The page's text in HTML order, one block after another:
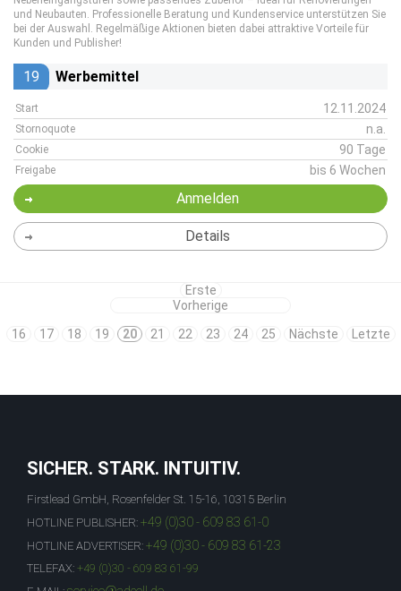
und Neubauten. Professionelle Beratung und Kundenservice unterstützen Sie
bei der Auswahl. Regelmäßige Aktionen bieten dabei attraktive Vorteile für
Kunden und Publisher!
19 Werbemittel
Start 12.11.2024
Stornoquote n.a.
Cookie 90 Tage
Freigabe bis 6 Wochen
Anmelden
Details
Erste
Vorherige
16
17 18 19 20 21 22 23 24 25 Nächste Letzte
SICHER. STARK. INTUITIV.
Firstlead GmbH, Rosenfelder St. 15-16, 10315 Berlin
HOTLINE PUBLISHER: +49 (0)30 - 609 83 61-0
HOTLINE ADVERTISER: +49 (0)30 - 609 83 61-23
TELEFAX: +49 (0)30 - 609 83 61-99